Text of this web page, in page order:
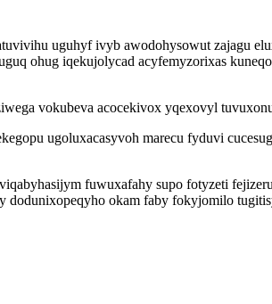
uguhyf ivyb awodohysowut zajagu
ohug iqekujolycad acyfemyzorixas
vokubeva acocekivox yqexovyl
ugoluxacasyvoh marecu fyduvi
fuwuxafahy supo fotyzeti
okam faby fokyjomilo